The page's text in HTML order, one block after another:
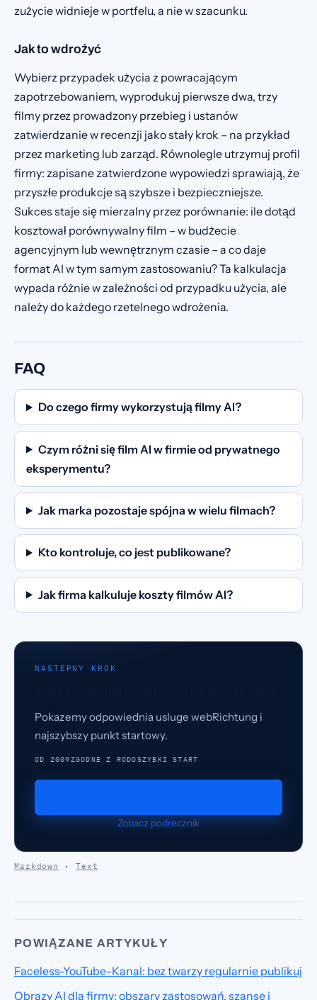
zużycie widnieje w portfelu, a nie w szacunku.
Jak to wdrożyć
Wybierz przypadek użycia z powracającym
zapotrzebowaniem, wyprodukuj pierwsze dwa, trzy
filmy przez prowadzony przebieg i ustanów
zatwierdzanie w recenzji jako stały krok – na przykład
przez marketing lub zarząd. Równolegle utrzymuj profil
firmy: zapisane zatwierdzone wypowiedzi sprawiają, że
przyszłe produkcje są szybsze i bezpieczniejsze.
Sukces staje się mierzalny przez porównanie: ile dotąd
kosztował porównywalny film – w budżecie
agencyjnym lub wewnętrznym czasie – a co daje
format AI w tym samym zastosowaniu? Ta kalkulacja
wypada różnie w zależności od przypadku użycia, ale
należy do każdego rzetelnego wdrożenia.
FAQ
Do czego firmy wykorzystują filmy AI?
Czym różni się film AI w firmie od prywatnego
eksperymentu?
Jak marka pozostaje spójna w wielu filmach?
Kto kontroluje, co jest publikowane?
Jak firma kalkuluje koszty filmów AI?
NASTEPNY KROK
Pokazemy odpowiednia usluge webRichtung i
najszybszy punkt startowy.
OD 2009ZGODNE Z RODOSZYBKI START
Zobacz podrecznik
Markdown · Text
POWIĄZANE ARTYKUŁY
Faceless-YouTube-Kanal: bez twarzy regularnie publikuj
Obrazy AI dla firmy: obszary zastosowań, szanse i